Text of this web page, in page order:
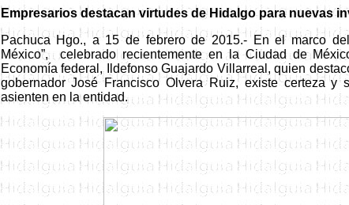
Empresarios destacanvirtudes de Hidalgo para nuevas
Pachuca Hgo., a 15 de febrero de 2015.- En el marco
México”,celebrado recientemente en la Ciudad de
Economía federal, Ildefonso Guajardo Villarreal, quien d
gobernador José Francisco Olvera Ruiz, existe certeza y
asienten en la entidad.